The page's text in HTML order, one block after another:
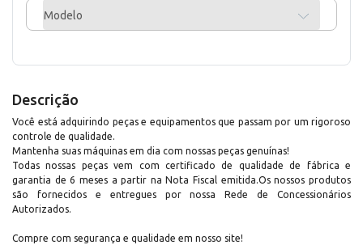
Modelo
Descrição
Você está adquirindo peças e equipamentos que passam por um rigoroso
controle de qualidade.
Mantenha suas máquinas em dia com nossas peças genuínas!
Todas nossas peças vem com certificado de qualidade de fábrica e
garantia de 6 meses a partir na Nota Fiscal emitida.Os nossos produtos
são fornecidos e entregues por nossa Rede de Concessionários
Autorizados.
Compre com segurança e qualidade em nosso site!